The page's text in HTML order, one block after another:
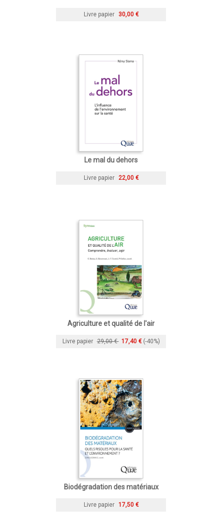
Livre papier 30,00 €
Le mal du dehors
Livre papier 22,00 €
Agriculture et qualité de l'air
Livre papier 29,00 € 17,40 € (-40%)
Biodégradation des matériaux
Livre papier 17,50 €